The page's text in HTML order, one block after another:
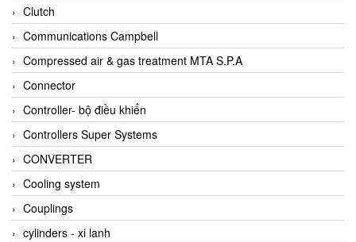
AKO Armaturen & Separationstechnik
AKO Armaturen & Separationstechnik Vietnam
AKUSENSE
ALA OFFICINE SPA
Albrecht-Automatik Viet Nam
Allen Bradley Vietnam
Alpha Moisture Vietnam
Alpha-Achem Vietnam
Alphino
ALRE-IT Vietnam
Clutch
Communications Campbell
Compressed air & gas treatment MTA S.P.A
Connector
Controller- bộ điều khiển
Controllers Super Systems
CONVERTER
Cooling system
Couplings
cylinders - xi lanh